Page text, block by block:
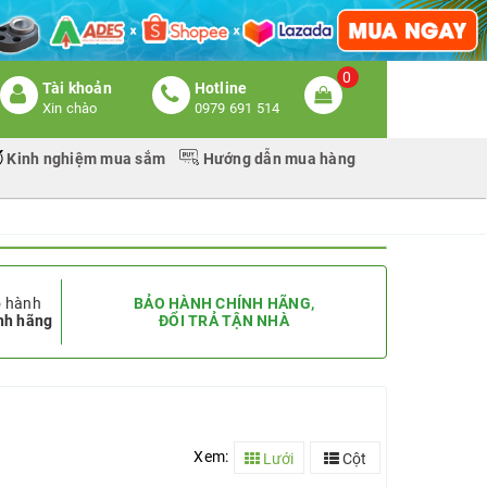
Tài khoản
Xin chào
Hotline
0979 691 514
0
Kinh nghiệm mua sắm Hướng dẫn mua hàng
hành
hãng
BẢO HÀNH CHÍNH HÃNG,
ĐỔI TRẢ TẬN NHÀ
Xem: Lưới Cột